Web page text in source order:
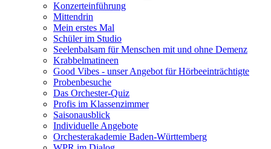
Konzerteinführung
Mittendrin
Mein erstes Mal
Schüler im Studio
Seelenbalsam für Menschen mit und ohne Demenz
Krabbelmatineen
Good Vibes - unser Angebot für Hörbeeinträchtigte
Probenbesuche
Das Orchester-Quiz
Profis im Klassenzimmer
Saisonausblick
Individuelle Angebote
Orchesterakademie Baden-Württemberg